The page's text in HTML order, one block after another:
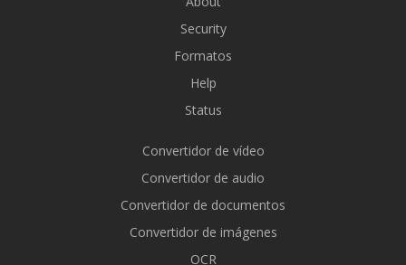
Security
Formatos
Help
Status
Convertidor de vídeo
Convertidor de audio
Convertidor de documentos
Convertidor de imágenes
OCR